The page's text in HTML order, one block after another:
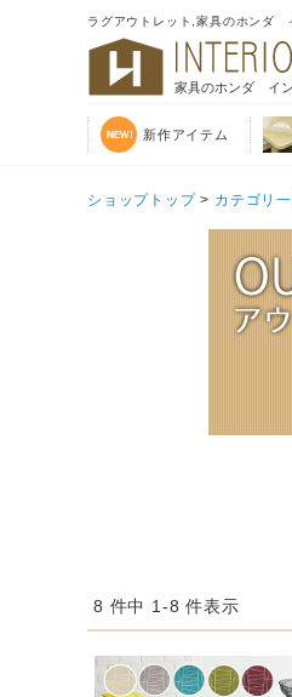
ラグアウトレット,家具のホンダ
家具のホンダ イ
新作アイテム
ショップトップ> カテゴリ
8 件中 1-8 件表示